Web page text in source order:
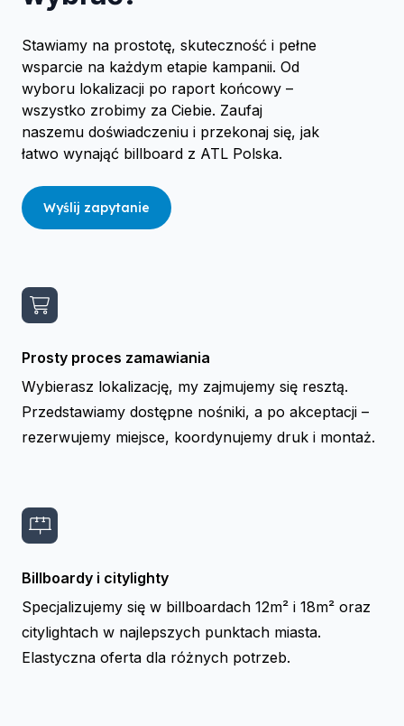
Stawiamy na prostotę, skuteczność i pełne
wsparcie na każdym etapie kampanii. Od
wyboru lokalizacji po raport końcowy –
wszystko zrobimy za Ciebie. Zaufaj
naszemu doświadczeniu i przekonaj się, jak
łatwo wynająć billboard z ATL Polska.
Wyślij zapytanie
Prosty proces zamawiania
Wybierasz lokalizację, my zajmujemy się resztą.
Przedstawiamy dostępne nośniki, a po akceptacji –
rezerwujemy miejsce, koordynujemy druk i montaż.
Billboardy i citylighty
Specjalizujemy się w billboardach 12m² i 18m² oraz
citylightach w najlepszych punktach miasta.
Elastyczna oferta dla różnych potrzeb.